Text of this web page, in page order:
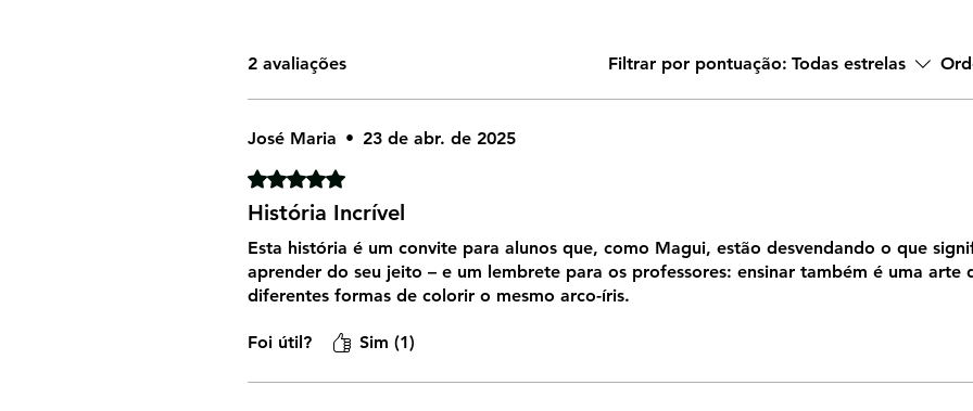
2 avaliações Filtrar por pontuação: Todas estrelas
José Maria • 23 de abr. de 2025
Rated 5 out of 5 stars.
História Incrível
Esta história é um convite para alunos que, como Magui, estão desvendando o que
aprender do seu jeito – e um lembrete para os professores: ensinar também é uma arte
diferentes formas de colorir o mesmo arco-íris.
Foi útil? Sim (1)